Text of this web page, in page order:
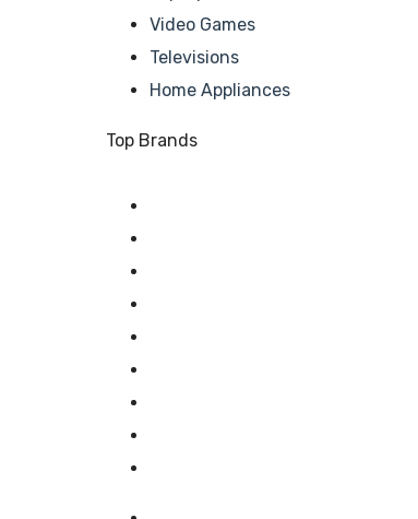
Video Games
Televisions
Home Appliances
Top Brands